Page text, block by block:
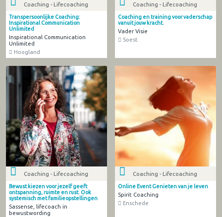
Coaching - Lifecoaching
Transpersoonlijke Coaching:
Inspirational Communication
Unlimited
Inspirational Communication
Unlimited
Hoogland
Coaching - Lifecoaching
Coaching en training voor vaderschap
vanuit jouw kracht.
Vader Visie
Soest
Coaching - Lifecoaching
Bewust kiezen voor jezelf geeft
ontspanning, ruimte en rust. Ook
systemisch met familieopstellingen
Sassense, lifecoach in
bewustwording
Coaching - Lifecoaching
Online Event Genieten van je leven
Spirit Coaching
Enschede